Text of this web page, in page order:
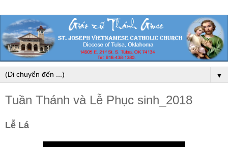
▼
Tuần Thánh và Lễ Phục sinh_2018
Lễ Lá